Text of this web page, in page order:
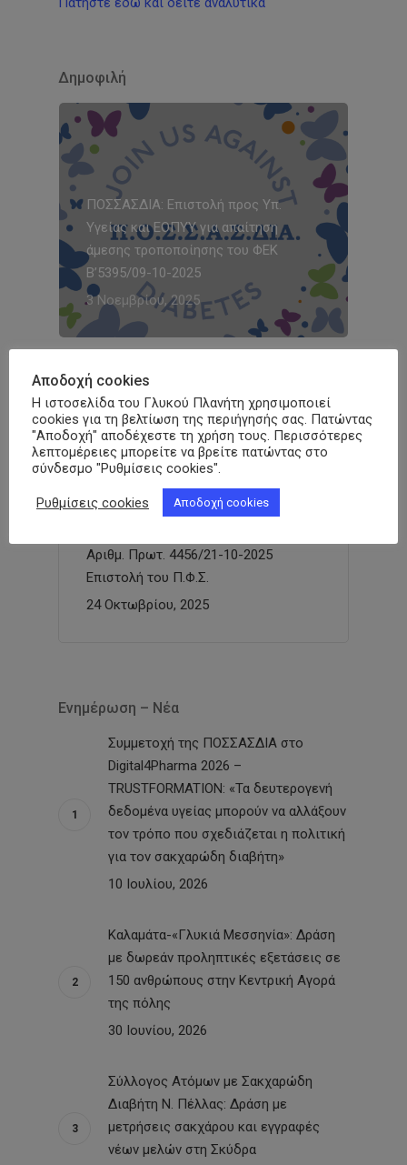
Δημοφιλή
ΠΟΣΣΑΣΔΙΑ: Επιστολή προς Υπ.
Υγείας και ΕΟΠΥΥ για απαίτηση
άμεσης τροποποίησης του ΦΕΚ
Β’5395/09-10-2025
3 Νοεμβρίου, 2025
3rd Diabetes Empowerment Forum
ΠΟΣΣΑΣΔΙΑ
31 Οκτωβρίου, 2025
Αριθμ. Πρωτ. 4456/21-10-2025
Επιστολή του Π.Φ.Σ.
24 Οκτωβρίου, 2025
Ενημέρωση – Νέα
Συμμετοχή της ΠΟΣΣΑΣΔΙΑ στο
Digital4Pharma 2026 –
TRUSTFORMATION: «Τα δευτερογενή
δεδομένα υγείας μπορούν να αλλάξουν
τον τρόπο που σχεδιάζεται η πολιτική
για τον σακχαρώδη διαβήτη»
10 Ιουλίου, 2026
Καλαμάτα-«Γλυκιά Μεσσηνία»: Δράση
με δωρεάν προληπτικές εξετάσεις σε
150 ανθρώπους στην Κεντρική Αγορά
της πόλης
30 Ιουνίου, 2026
Σύλλογος Ατόμων με Σακχαρώδη
Διαβήτη Ν. Πέλλας: Δράση με
μετρήσεις σακχάρου και εγγραφές
νέων μελών στη Σκύδρα
Αποδοχή cookies
Η ιστοσελίδα του Γλυκού Πλανήτη χρησιμοποιεί
cookies για τη βελτίωση της περιήγησής σας. Πατώντας
"Αποδοχή" αποδέχεστε τη χρήση τους. Περισσότερες
λεπτομέρειες μπορείτε να βρείτε πατώντας στο
σύνδεσμο "Ρυθμίσεις cookies".
Ρυθμίσεις cookies Αποδοχή cookies